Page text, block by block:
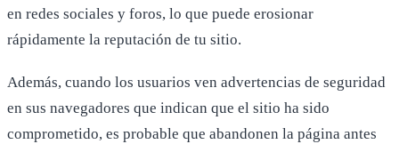
en redes sociales y foros, lo que puede erosionar
rápidamente la reputación de tu sitio.
Además, cuando los usuarios ven advertencias de seguridad
en sus navegadores que indican que el sitio ha sido
comprometido, es probable que abandonen la página antes